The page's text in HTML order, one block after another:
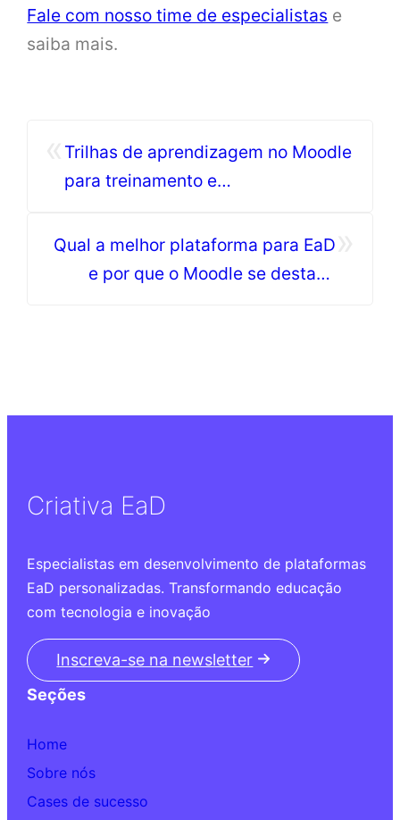
Fale com nosso time de especialistas e
saiba mais.
Trilhas de aprendizagem no Moodle
para treinamento e
empresas
Qual a melhor plataforma para EaD
e por que o Moodle se destaca
Criativa EaD
Especialistas em desenvolvimento de plataformas
EaD personalizadas. Transformando educação
com tecnologia e inovação
Inscreva-se na newsletter
Seções
Home
Sobre nós
Cases de sucesso